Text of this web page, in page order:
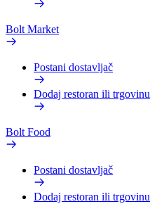
Bolt Market
Postani dostavljač
Dodaj restoran ili trgovinu
Bolt Food
Postani dostavljač
Dodaj restoran ili trgovinu